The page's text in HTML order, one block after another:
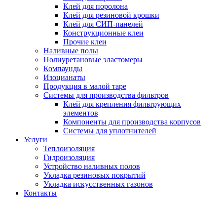
Клей для поролона
Клей для резиновой крошки
Клей для СИП-панелей
Конструкционные клеи
Прочие клеи
Наливные полы
Полиуретановые эластомеры
Компаунды
Изоцианаты
Продукция в малой таре
Системы для производства фильтров
Клей для крепления фильтрующих
элементов
Компоненты для производства корпусов
Системы для уплотнителей
Услуги
Теплоизоляция
Гидроизоляция
Устройство наливных полов
Укладка резиновых покрытий
Укладка искусственных газонов
Контакты